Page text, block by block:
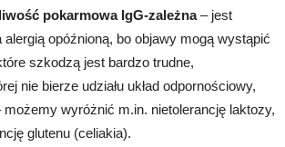
pokarmowa IgG-zależna– jest
alergią opóźnioną, bo objawy mogą wystąpić
szkodzą jest bardzo trudne,
nie bierze udziału układ odpornościowy,
wyróżnić m.in. nietolerancję laktozy,
glutenu (celiakia).